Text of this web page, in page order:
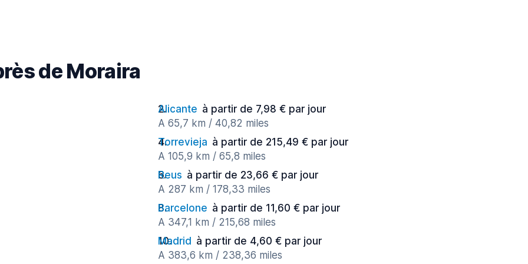
de Moraira
Alicante à partir de 7,98 € par jour
A 65,7 km / 40,82 miles
Torrevieja à partir de 215,49 € par jour
A 105,9 km / 65,8 miles
Reus à partir de 23,66 € par jour
A 287 km / 178,33 miles
Barcelone à partir de 11,60 € par jour
A 347,1 km / 215,68 miles
Madrid à partir de 4,60 € par jour
A 383,6 km / 238,36 miles